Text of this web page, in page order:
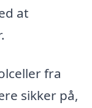
at
fra
sikker på,